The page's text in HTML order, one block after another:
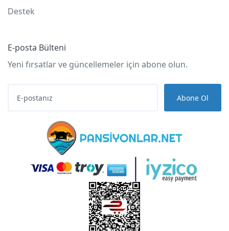
Destek
E-posta Bülteni
Yeni fırsatlar ve güncellemeler için abone olun.
Abone Ol